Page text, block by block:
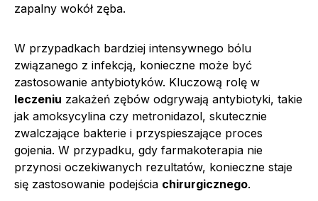
zapalny wokół zęba.
W przypadkach bardziej intensywnego bólu
związanego z infekcją, konieczne może być
zastosowanie antybiotyków. Kluczową rolę w
leczeniu zakażeń zębów odgrywają antybiotyki, takie
jak amoksycylina czy metronidazol, skutecznie
zwalczające bakterie i przyspieszające proces
gojenia. W przypadku, gdy farmakoterapia nie
przynosi oczekiwanych rezultatów, konieczne staje
się zastosowanie podejścia chirurgicznego.